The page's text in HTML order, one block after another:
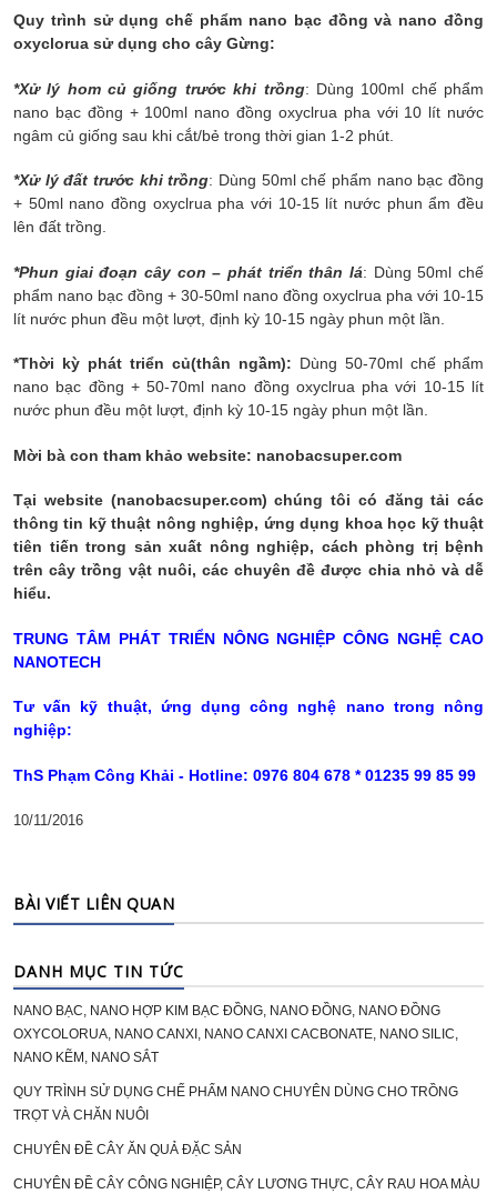
Quy trình sử dụng chế phẩm nano bạc đồng và nano đồng
oxyclorua sử dụng cho cây Gừng:
*Xử lý hom củ giống trước khi trồng: Dùng 100ml chế phẩm
nano bạc đồng + 100ml nano đồng oxyclrua pha với 10 lít nước
ngâm củ giống sau khi cắt/bẻ trong thời gian 1-2 phút.
*Xử lý đất trước khi trồng: Dùng 50ml chế phẩm nano bạc đồng
+ 50ml nano đồng oxyclrua pha với 10-15 lít nước phun ẩm đều
lên đất trồng.
*Phun giai đoạn cây con – phát triển thân lá: Dùng 50ml chế
phẩm nano bạc đồng + 30-50ml nano đồng oxyclrua pha với 10-15
lít nước phun đều một lượt, định kỳ 10-15 ngày phun một lần.
*Thời kỳ phát triển củ(thân ngầm): Dùng 50-70ml chế phẩm
nano bạc đồng + 50-70ml nano đồng oxyclrua pha với 10-15 lít
nước phun đều một lượt, định kỳ 10-15 ngày phun một lần.
Mời bà con tham khảo website: nanobacsuper.com
Tại website (nanobacsuper.com) chúng tôi có đăng tải các
thông tin kỹ thuật nông nghiệp, ứng dụng khoa học kỹ thuật
tiên tiến trong sản xuất nông nghiệp, cách phòng trị bệnh
trên cây trồng vật nuôi, các chuyên đề được chia nhỏ và dễ
hiểu.
TRUNG TÂM PHÁT TRIỂN NÔNG NGHIỆP CÔNG NGHỆ CAO
NANOTECH
Tư vấn kỹ thuật, ứng dụng công nghệ nano trong nông
nghiệp:
ThS Phạm Công Khải - Hotline: 0976 804 678 * 01235 99 85 99
10/11/2016
BÀI VIẾT LIÊN QUAN
DANH MỤC TIN TỨC
NANO BẠC, NANO HỢP KIM BẠC ĐỒNG, NANO ĐỒNG, NANO ĐỒNG
OXYCOLORUA, NANO CANXI, NANO CANXI CACBONATE, NANO SILIC,
NANO KẼM, NANO SẮT
QUY TRÌNH SỬ DỤNG CHẾ PHẨM NANO CHUYÊN DÙNG CHO TRỒNG
TRỌT VÀ CHĂN NUÔI
CHUYÊN ĐỀ CÂY ĂN QUẢ ĐẶC SẢN
CHUYÊN ĐỀ CÂY CÔNG NGHIỆP, CÂY LƯƠNG THỰC, CÂY RAU HOA MÀU